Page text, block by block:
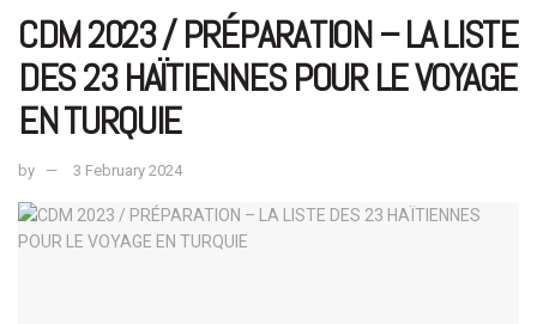
CDM 2023 / PRÉPARATION – LA LISTE
DES 23 HAÏTIENNES POUR LE VOYAGE
EN TURQUIE
by 3 February 2024